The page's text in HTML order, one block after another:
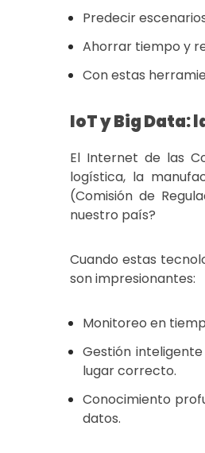
Predecir
Ahorrar tiempo y
Con estas
IoT y Big
El Internet de las
logística, la
(Comisión de
nuestro país?
Cuando estas
son impresionantes:
Monitoreo en
Gestión
lugar correcto.
Conocimiento
datos.